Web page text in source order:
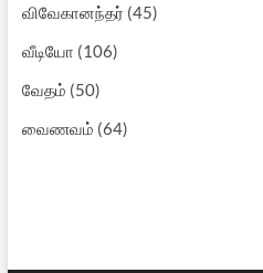
விவேகானந்தர் (45)
வீடியோ (106)
வேதம் (50)
வைணவம் (64)